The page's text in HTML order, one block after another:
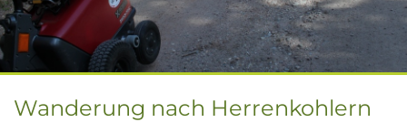
Wanderung nach Herrenkohlern